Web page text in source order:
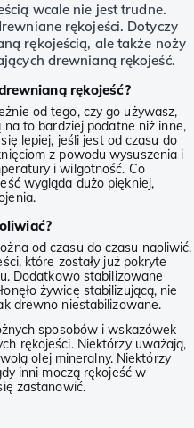
wcale nie jest trudne.
rękojeści. Dotyczy
rękojeścią, ale także noży
drewnianą rękojeść.
rękojeść?
od tego, czy go używasz,
to bardziej podatne niż inne,
lepiej, jeśli jest od czasu do
z powodu wysuszenia i
i wilgotność. Co
wygląda dużo piękniej,
od czasu do czasu naoliwić.
które zostały już pokryte
Dodatkowo stabilizowane
żywicę stabilizującą, nie
drewno niestabilizowane.
sposobów i wskazówek
rękojeści. Niektórzy uważają,
olej mineralny. Niektórzy
inni moczą rękojeść w
zastanowić.